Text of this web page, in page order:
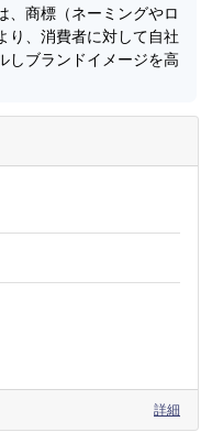
、商標（ネーミングやロ
り、消費者に対して自社
しブランドイメージを高
詳細